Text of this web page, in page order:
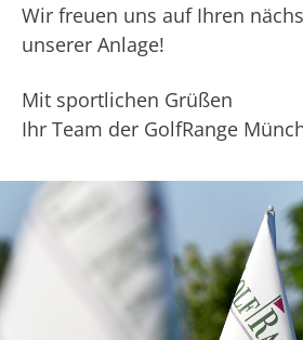
Wir freuen uns auf Ihren
unserer Anlage!
Mit sportlichen Grüßen
Ihr Team der GolfRange